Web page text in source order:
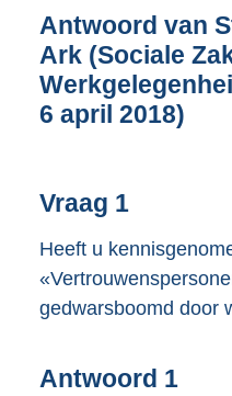
Antwoord van
Ark (Sociale
6 april 2018)
Vraag 1
Heeft u
gedwarsboomd door
Antwoord 1